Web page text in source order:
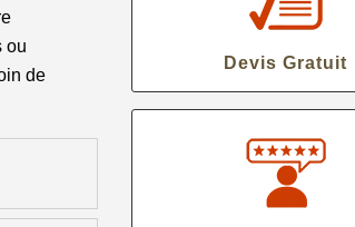
ou
de
Devis Gratuit